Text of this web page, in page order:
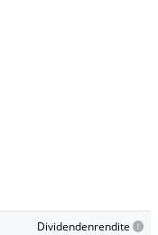
Dividendenrendite